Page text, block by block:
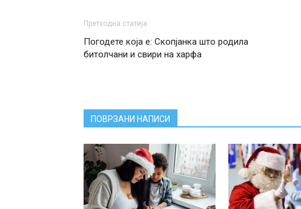
Претходна статија
Погодете која е: Скопјанка што родила
битолчани и свири на харфа
ПОВРЗАНИ НАПИСИ